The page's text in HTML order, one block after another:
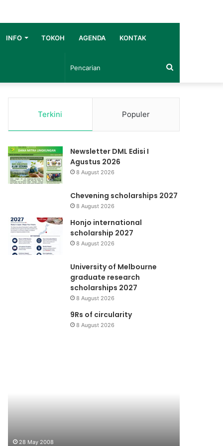
INFO TOKOH AGENDA KONTAK
Pencarian
Terkini Populer
Newsletter DML Edisi I
Agustus 2026
8 August 2026
Chevening scholarships 2027
8 August 2026
Honjo international
scholarship 2027
8 August 2026
University of Melbourne
graduate research
scholarships 2027
8 August 2026
9Rs of circularity
8 August 2026
28 May 2008